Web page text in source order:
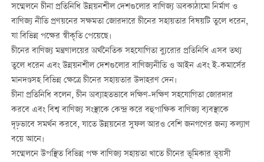
সম্মেলনে চীনা প্রতিনিধি উন্নয়নশীল দেশগুলোর বাণিজ্য অবকাঠামো নির্মাণ ও
বাণিজ্য নীতি প্রণয়নের সক্ষমতা জোরদারে চীনের সহায়তার বিষয়টি তুলে ধরেন,
যা বিভিন্ন পক্ষের স্বীকৃতি পেয়েছে।
চীনের বাণিজ্য মন্ত্রণালয়ের অর্থনৈতিক সহযোগিতা ব্যুরোর প্রতিনিধি এসব তথ্য
তুলে ধরেন এবং উন্নয়নশীল দেশগুলোর বাণিজ্যনীতি ও আইন এবং ই-কমার্সের
মানদণ্ডসহ বিভিন্ন ক্ষেত্রে চীনের সহায়তার উদাহরণ দেন।
চীনা প্রতিনিধি বলেন, চীন অব্যাহতভাবে দক্ষিণ-দক্ষিণ সহযোগিতা জোরদার
করবে এবং বিশ্ব বাণিজ্য সংস্থাকে কেন্দ্র করে বহুপাক্ষিক বাণিজ্য ব্যবস্থাকে
দৃঢ়ভাবে সমর্থন করবে, যাতে উন্নয়নের সুফল আরও বেশি জনগণের জন্য কল্যাণ
বয়ে আনে।
সম্মেলনে উপস্থিত বিভিন্ন পক্ষ বাণিজ্য সহায়তা খাতে চীনের ভূমিকার ভূয়সী